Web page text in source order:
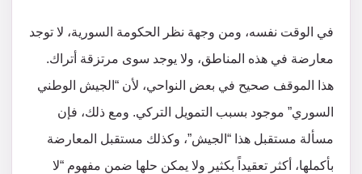
في الوقت نفسه، ومن وجهة نظر الحكومة السورية، لا توجد
معارضة في هذه المناطق، ولا يوجد سوى مرتزقة أتراك.
هذا الموقف صحيح في بعض النواحي، لأن “الجيش الوطني
السوري” موجود بسبب التمويل التركي. ومع ذلك، فإن
مسألة مستقبل هذا “الجيش”، وكذلك مستقبل المعارضة
بأكملها، أكثر تعقيداً بكثير ولا يمكن حلها ضمن مفهوم “لا